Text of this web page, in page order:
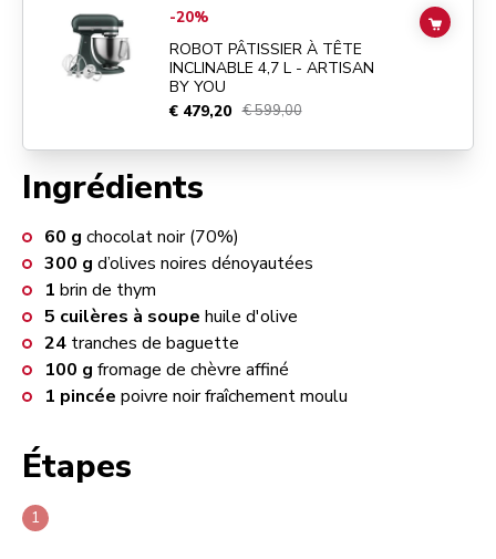
Ingrédients
60 g chocolat noir (70%)
300 g d’olives noires dénoyautées
1 brin de thym
5 cuilères à soupe huile d'olive
24 tranches de baguette
100 g fromage de chèvre affiné
1 pincée poivre noir fraîchement moulu
Étapes
Go toROBOT PÂTISSIER À TÊTE INCLINABLE 4,7 L - ARTISAN BY
-20%
ROBOT PÂTISSIER À TÊTE
INCLINABLE 4,7 L - ARTISAN
BY YOU
€ 479,20 € 599,00
ADD